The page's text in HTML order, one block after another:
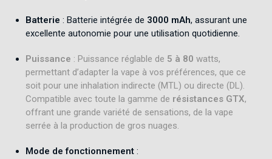
Batterie : Batterie intégrée de 3000 mAh, assurant une
excellente autonomie pour une utilisation quotidienne.
Puissance : Puissance réglable de 5 à 80 watts,
permettant d’adapter la vape à vos préférences, que ce
soit pour une inhalation indirecte (MTL) ou directe (DL).
Compatible avec toute la gamme de résistances GTX,
offrant une grande variété de sensations, de la vape
serrée à la production de gros nuages.
Mode de fonctionnement: